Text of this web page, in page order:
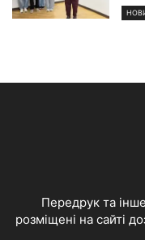
Передрук та
розміщені на сайті